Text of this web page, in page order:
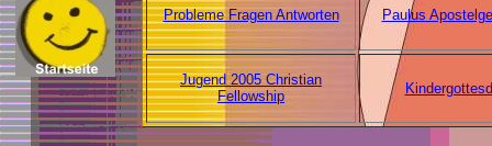
Probleme Fragen Antworten Paulus
Jugend 2005 Christian
Fellowship